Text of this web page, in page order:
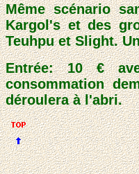
Même scénario
Kargol's et des
Teuhpu et Slight.
Entrée: 10 €
consommation
déroulera à l'abri.